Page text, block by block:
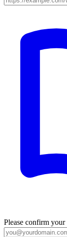
Please confirm your